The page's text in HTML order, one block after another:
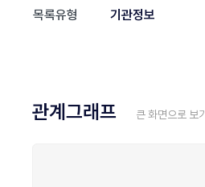
목록유형
기관정보
관계그래프 큰 화면으로 보기